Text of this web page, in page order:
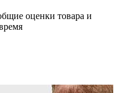
оценки товара и